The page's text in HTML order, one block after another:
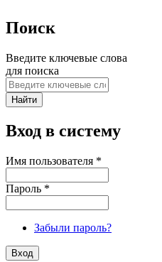
Поиск
Введите ключевые слова
для поиска
Вход в систему
Имя пользователя *
Пароль *
Забыли пароль?